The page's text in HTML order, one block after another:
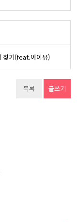
찾기(feat.아이유)
목록 글쓰기